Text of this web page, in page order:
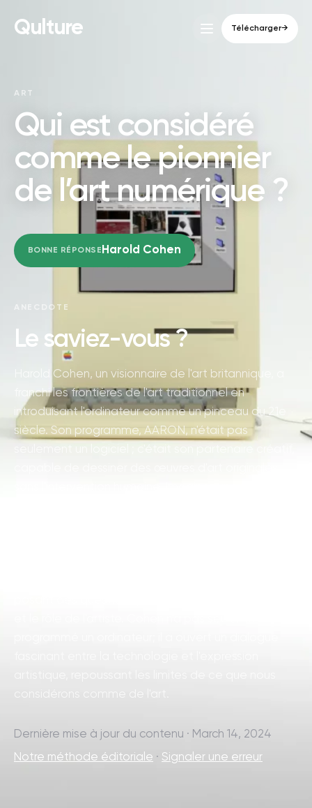
Qulture Télécharger→
ART
Qui est considéré
comme le pionnier
de l’art numérique ?
BONNE RÉPONSE Harold Cohen
ANECDOTE
Le saviez-vous ?
Harold Cohen, un visionnaire de l'art britannique, a
franchi les frontières de l'art traditionnel en
introduisant l'ordinateur comme un pinceau du 21e
siècle. Son programme, AARON, n'était pas
Dernière mise à jour du contenu · March 14, 2024
Notre méthode éditoriale · Signaler une erreur